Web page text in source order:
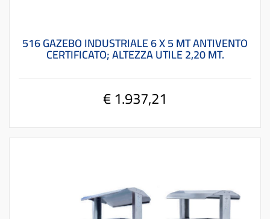
516 GAZEBO INDUSTRIALE 6 X 5 MT ANTIVENTO
CERTIFICATO; ALTEZZA UTILE 2,20 MT.
€ 1.937,21